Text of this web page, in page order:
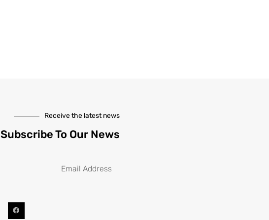
Receive the latest news
Subscribe To Our News